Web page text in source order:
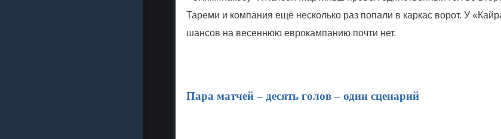
Тареми и компания ещё несколько раз попали в каркас ворот. У
шансов на весеннюю еврокампанию почти нет.
Пара матчей – десять голов – один сценарий